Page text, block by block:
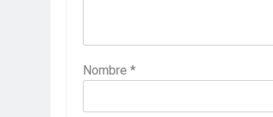
Nombre *